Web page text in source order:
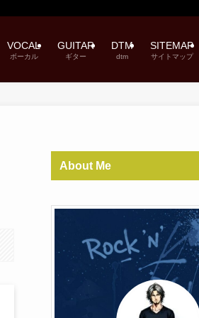
VOCAL
ボーカル
GUITAR
ギター
DTM
dtm
SITEMAP
サイトマップ
About Me